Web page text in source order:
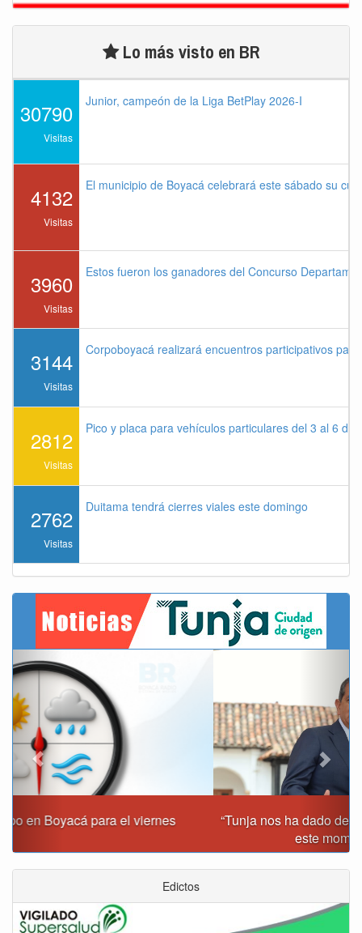
Lo más visto en BR
30790
Visitas
Junior, campeón de la Liga BetPlay 2026-I
4132
Visitas
El municipio de Boyacá celebrará este sábado su
3960
Visitas
Estos fueron los ganadores del Concurso
3144
Visitas
Corpoboyacá realizará encuentros participativos
2812
Visitas
Pico y placa para vehículos particulares del 3 al 6 de
2762
Visitas
Duitama tendrá cierres viales este domingo
“Tunja nos ha dado demasiado y no podemos fallarle en
Previous
Edictos